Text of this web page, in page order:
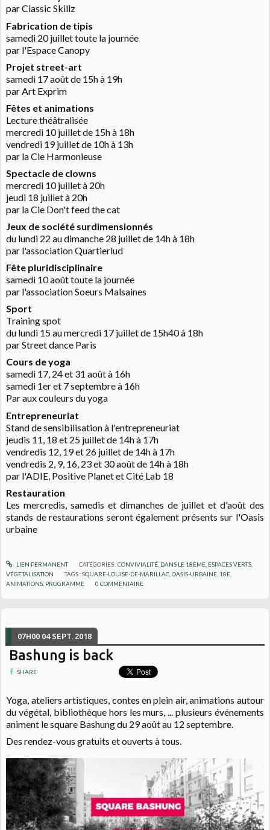
par Classic Skillz
Fabrication de tipis
samedi 20 juillet toute la journée
par l'Espace Canopy
Projet street-art
samedi 17 août de 15h à 19h
par Art Exprim
Fêtes et animations
Lecture théâtralisée
mercredi 10 juillet de 15h à 18h
vendredi 19 juillet de 10h à 13h
par la Cie Harmonieuse
Spectacle de clowns
mercredi 10 juillet à 20h
jeudi 18 juillet à 20h
par la Cie Don't feed the cat
Jeux de société surdimensionnés
du lundi 22 au dimanche 28 juillet de 14h à 18h
par l'association Quartierlud
Fête pluridisciplinaire
samedi 10 août toute la journée
par l'association Soeurs Malsaines
Sport
Training spot
du lundi 15 au mercredi 17 juillet de 15h40 à 18h
par Street dance Paris
Cours de yoga
samedi 17, 24 et 31 août à 16h
samedi 1er et 7 septembre à 16h
Par aux couleurs du yoga
Entrepreneuriat
Stand de sensibilisation à l'entrepreneuriat
jeudis 11, 18 et 25 juillet de 14h à 17h
vendredis 12, 19 et 26 juillet de 14h à 17h
vendredis 2, 9, 16, 23 et 30 août de 14h à 18h
par l'ADIE, Positive Planet et Cité Lab 18
Restauration
Les mercredis, samedis et dimanches de juillet et d'août des
stands de restaurations seront également présents sur l'Oasis
urbaine
LIEN PERMANENT CATÉGORIES :CONVIVIALITÉ, DANS LE 18ÈME, ESPACES VERTS,
VÉGÉTALISATION
TAGS :SQUARE-LOUISE-DE-MARILLAC ,OASIS-URBAINE 18E
ANIMATIONS PROGRAMME 0 COMMENTAIRE
07H00 04 SEPT. 2018
Bashung is back
SHARE
Yoga, ateliers artistiques, contes en plein air, animations autour
du végétal, bibliothèque hors les murs, ... plusieurs événements
animent le square Bashung du 29 août au 12 septembre.
Des rendez-vous gratuits et ouverts à tous.